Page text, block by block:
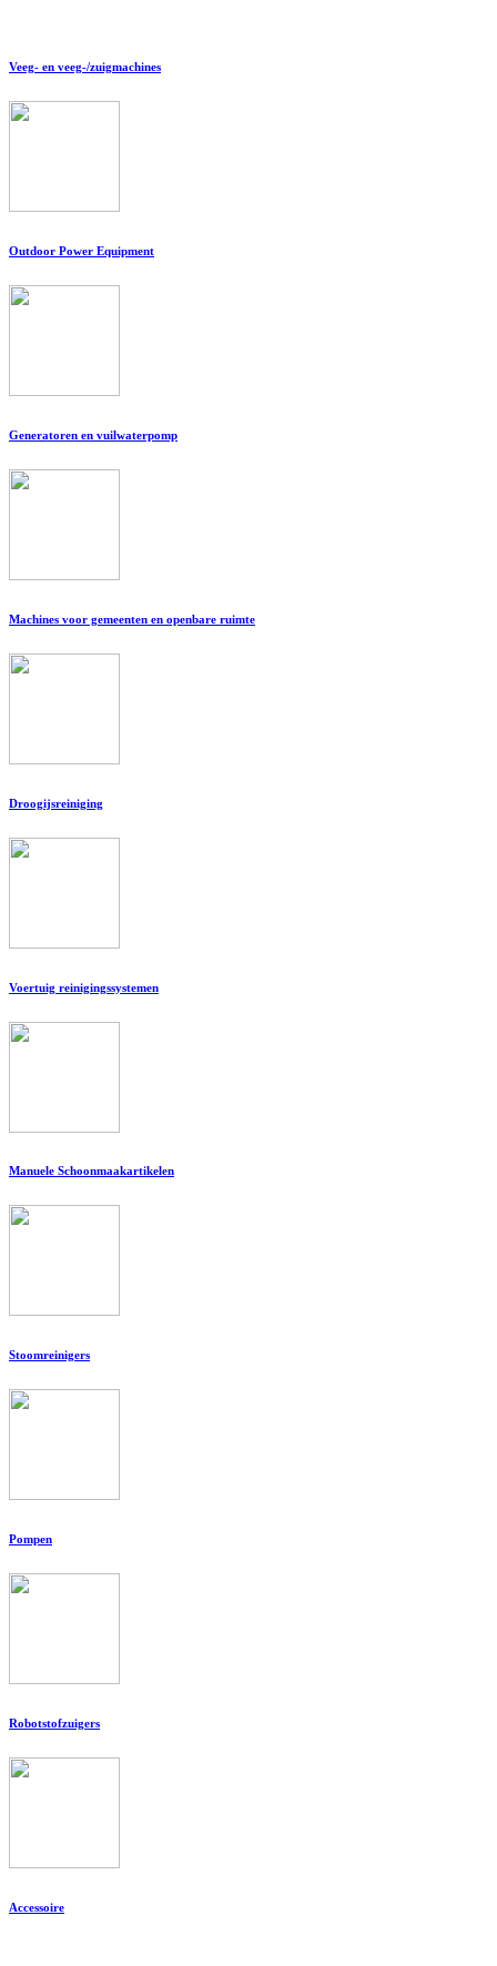
Veeg- en veeg-/zuigmachines
Outdoor Power Equipment
Generatoren en vuilwaterpomp
Machines voor gemeenten en openbare ruimte
Droogijsreiniging
Voertuig reinigingssystemen
Manuele Schoonmaakartikelen
Stoomreinigers
Pompen
Robotstofzuigers
Accessoire